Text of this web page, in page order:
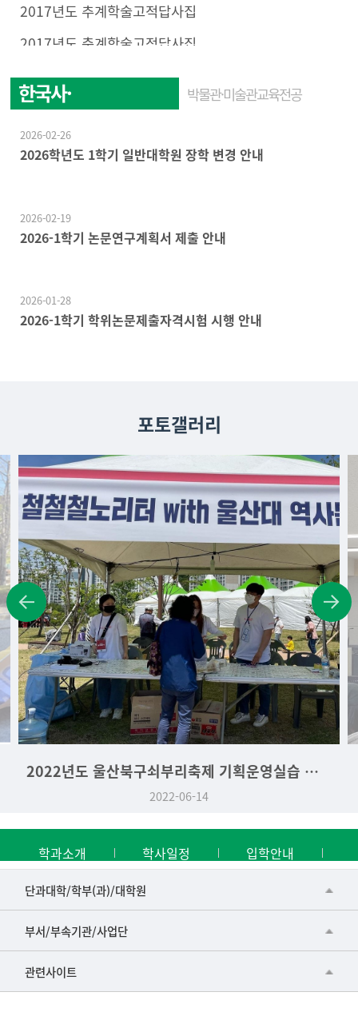
2017년도 추계학술고적답사집
2017년도 춘계학술고적답사집
한국사·
박물관·미술관교육전공
2026-02-26
2026학년도 1학기 일반대학원 장학 변경 안내
2026-02-19
2026-1학기 논문연구계획서 제출 안내
2026-01-28
2026-1학기 학위논문제출자격시험 시행 안내
포토갤러리
2022년도 울산북구쇠부리축제 기획운영실습 역사문화학과 부스
2022-06-14
학과소개 학사일정 입학안내
단과대학/학부(과)/대학원
■인문대학
▷국어국문학부
▷일본어·일본학과
부서/부속기관/사업단
공동기기센터
공학교육혁신센터
관련사이트
건강가정지원센터
교수협의회